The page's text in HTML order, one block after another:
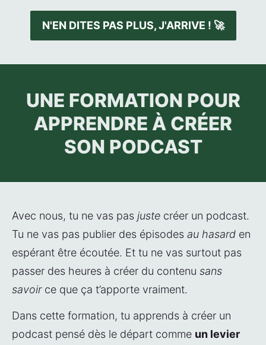
N'EN DITES PAS PLUS, J'ARRIVE ! 🚀
UNE FORMATION POUR
APPRENDRE À CRÉER
SON PODCAST
Avec nous, tu ne vas pas juste créer un podcast.
Tu ne vas pas publier des épisodes au hasard en
espérant être écoutée. Et tu ne vas surtout pas
passer des heures à créer du contenu sans
savoir ce que ça t’apporte vraiment.
Dans cette formation, tu apprends à créer un
podcast pensé dès le départ comme un levier